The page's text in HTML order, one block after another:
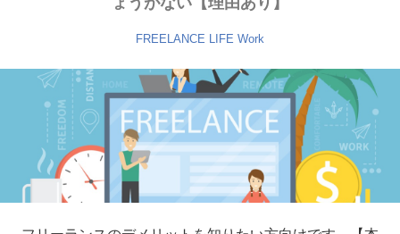
FREELANCE LIFE Work